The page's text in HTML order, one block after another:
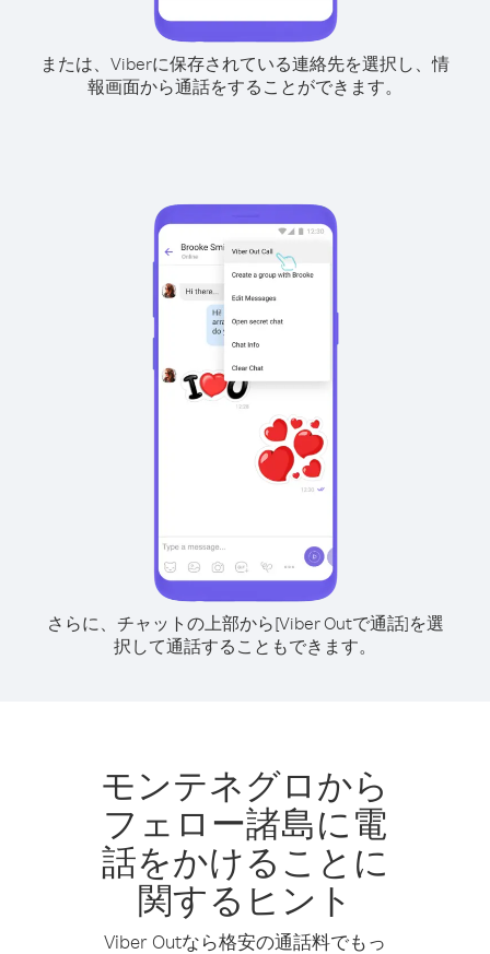
または、Viberに保存されている連絡先を選択し、情
報画面から通話をすることができます。
さらに、チャットの上部から[Viber Outで通話]を選
択して通話することもできます。
モンテネグロから
フェロー諸島に電
話をかけることに
関するヒント
Viber Outなら格安の通話料でもっ